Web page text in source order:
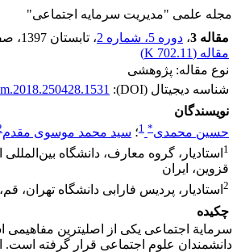
مجله علمی "مدیریت سرمایه اجتماعی"
مقاله 3
، دوره 5، شماره 2 ، تابستان 1397 ،
مقاله (702.11 K
)
نوع مقاله: پژوهشی
شناسه دیجیتال (DOI):
نویسندگان
حسین محمدی*
1؛ سید محمد موسوی مقدم
1 استادیار، گروه معارف، دانشگاه
قزوین، ایران
2 استادیار، پردیس فارابی دانشگاه تهران،
چکیده
سرمایة اجتماعی یکی از اصلی­ترین
دانشمندان علوم اجتماعی قرار گرفته است.